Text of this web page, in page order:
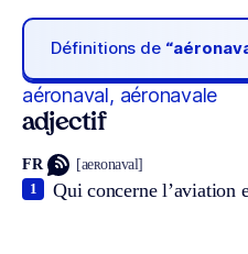
Définitions de
aéronaval, aéronavale
adjectif
FR [aeʀonaval]
Qui concerne l’aviation
1